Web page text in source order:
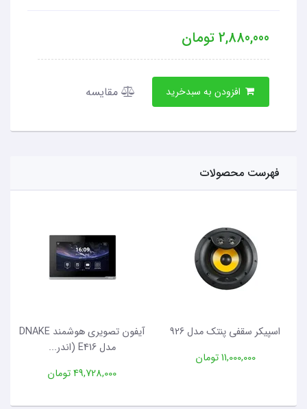
2,880,000تومان
مقایسه
فهرست محصولات
اسپیکر سقفی پنتک مدل 926
11,000,000 تومان
آیفون تصویری هوشمند DNAKE
مدل E416 (اندر...
49,728,000 تومان